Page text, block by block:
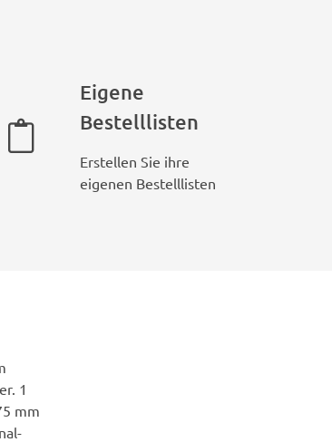
Eigene
Bestelllisten
Erstellen Sie ihre
eigenen Bestelllisten
1
mm